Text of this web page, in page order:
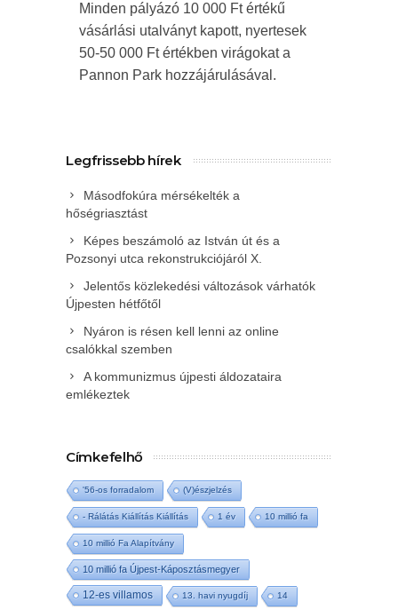
Minden pályázó 10 000 Ft értékű
vásárlási utalványt kapott, nyertesek
50-50 000 Ft értékben virágokat a
Pannon Park hozzájárulásával.
Legfrissebb hírek
Másodfokúra mérsékelték a
hőségriasztást
Képes beszámoló az István út és a
Pozsonyi utca rekonstrukciójáról X.
Jelentős közlekedési változások várhatók
Újpesten hétfőtől
Nyáron is résen kell lenni az online
csalókkal szemben
A kommunizmus újpesti áldozataira
emlékeztek
Címkefelhő
'56-os forradalom (V)észjelzés
- Rálátás Kiállítás Kiállítás 1 év 10 millió fa
10 millió Fa Alapítvány
10 millió fa Újpest-Káposztásmegyer
12-es villamos 13. havi nyugdíj 14